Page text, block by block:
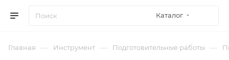
Каталог
Главная — Инструмент — Подготовительные работы —